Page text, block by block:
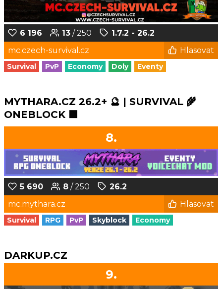
6 196 13 / 250
1.7.2 - 26.2
mc.czech-survival.cz
Hlasovat
Survival PvP Economy Doly Eventy
MYTHARA.CZ 26.2+ 🔮 | SURVIVAL 🌾
ONEBLOCK 🟩
8.
5 690 8 / 250
26.2
mc.mythara.cz
Hlasovat
Survival RPG PvP Skyblock Economy
DARKUP.CZ
9.